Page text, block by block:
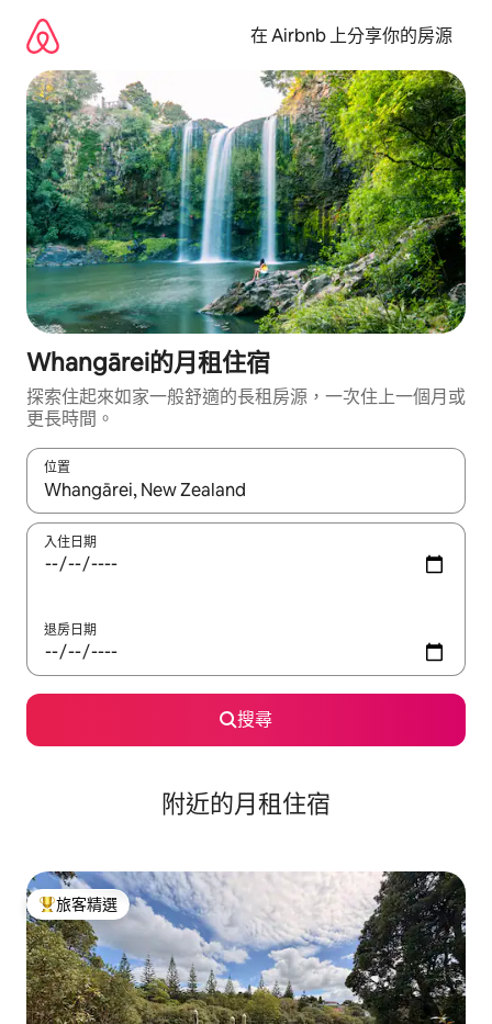
在 Airbnb 上分享你的房源
Whangārei的月租住宿
探索住起來如家一般舒適的長租房源，一次住上一個月或
更長時間。
位置
如有搜尋結果，瀏覽內容時請使用上下箭頭，或輕點、滑動裝置。
入住日期
退房日期
搜尋
附近的月租住宿
旅客精選榜首
旅客精選